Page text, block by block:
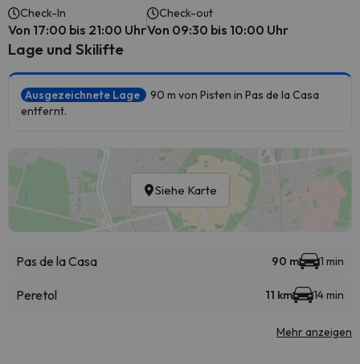
Check-In
Von 17:00 bis 21:00 Uhr
Check-out
Von 09:30 bis 10:00 Uhr
Lage und Skilifte
Ausgezeichnete Lage
90 m von Pisten in Pas de la Casa
entfernt.
Siehe Karte
Pas de la Casa 90 m 1 min
Peretol 11 km 14 min
Mehr anzeigen